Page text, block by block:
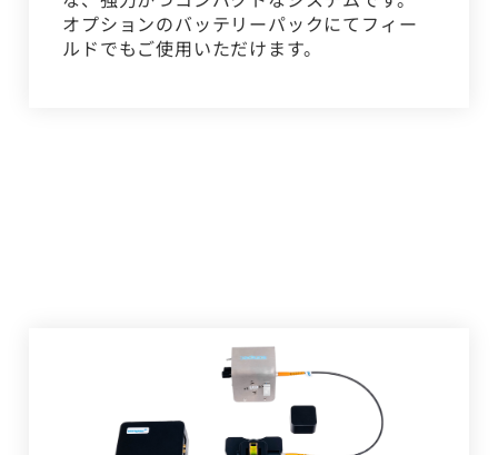
オプションのバッテリーパックにてフィー
ルドでもご使用いただけます。